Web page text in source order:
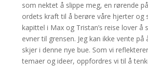
som nektet å slippe meg, en rørende
ordets kraft til å berøre våre hjerter og
kapittel i Max og Tristan’s reise lover å
evner til grensen. Jeg kan ikke vente på
skjer i denne nye bue. Som vi
temaer og ideer, oppfordres vi til å